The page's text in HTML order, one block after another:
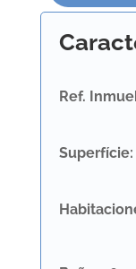
Ref.
Superfície: